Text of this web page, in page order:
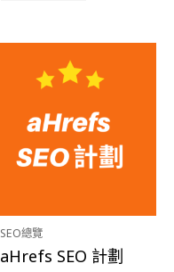
SEO總覽
aHrefs SEO 計劃